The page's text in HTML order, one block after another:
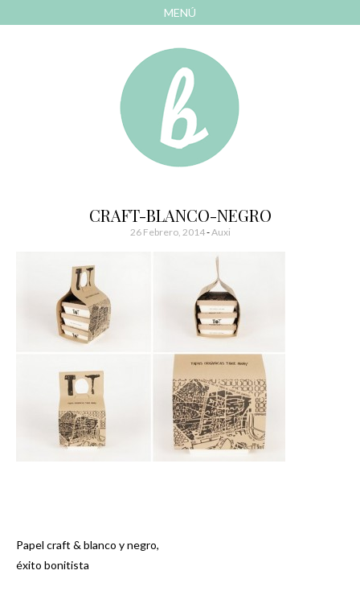
MENÚ
Bonitismos
CRAFT-BLANCO-NEGRO
26 Febrero, 2014-Auxi
Navegación
Papel craft & blanco y negro,
éxito bonitista